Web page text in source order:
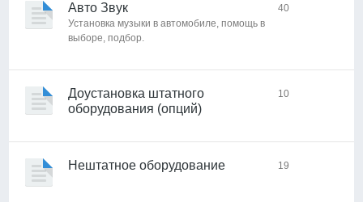
Авто Звук
Установка музыки в автомобиле, помощь в
выборе, подбор.
40
Доустановка штатного
оборудования (опций)
10
Нештатное оборудование 19